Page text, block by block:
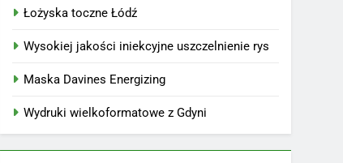
Łożyska toczne Łódź
Wysokiej jakości iniekcyjne uszczelnienie rys
Maska Davines Energizing
Wydruki wielkoformatowe z Gdyni